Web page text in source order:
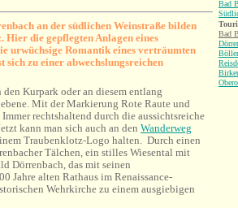
an der südlichen Weinstraße bilden
Hier die gepflegten Anlagen eines
urwüchsige Romantik eines verträumten
sich zu einer abwechslungsreichen
Kurpark oder an diesem entlang
Mit der Markierung Rote Raute und
rechtshaltend durch die aussichtsreiche
kann man sich auch an den Wanderweg
Traubenklotz-Logo halten. Durch einen
Tälchen, ein stilles Wiesental mit
Dörrenbach, das mit seinen
Jahre alten Rathaus im Renaissance-
Wehrkirche zu einem ausgiebigen
Bad
Bad